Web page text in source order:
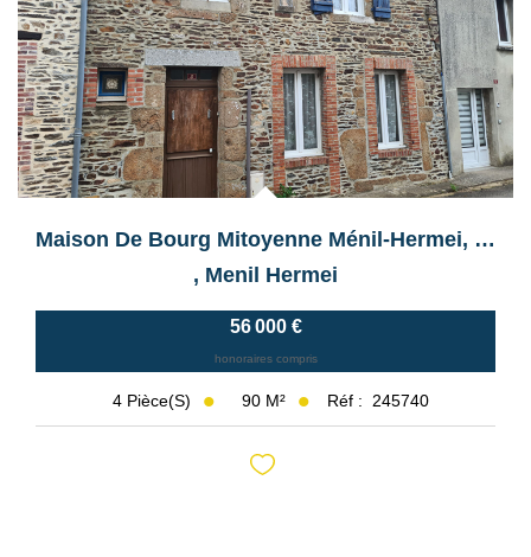
Maison De Bourg Mitoyenne Ménil-Hermei, Suisse Normande
, Menil Hermei
56 000 €
honoraires compris
4 Pièce(s) 90 M² Réf : 245740